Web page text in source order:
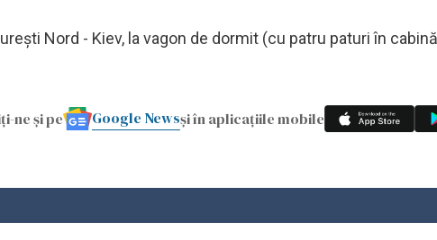
Nord - Kiev, la vagon de dormit (cu patru paturi în
ne și pe Google Newsși în aplicațiile mobile